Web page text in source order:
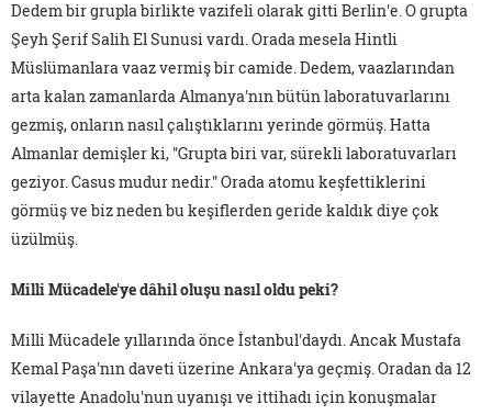
Dedem bir grupla birlikte vazifeli olarak gitti Berlin'e. O grupta
Şeyh Şerif Salih El Sunusi vardı. Orada mesela Hintli
Müslümanlara vaaz vermiş bir camide. Dedem, vaazlarından
arta kalan zamanlarda Almanya'nın bütün laboratuvarlarını
gezmiş, onların nasıl çalıştıklarını yerinde görmüş. Hatta
Almanlar demişler ki, "Grupta biri var, sürekli laboratuvarları
geziyor. Casus mudur nedir." Orada atomu keşfettiklerini
görmüş ve biz neden bu keşiflerden geride kaldık diye çok
üzülmüş.
Milli Mücadele'ye dâhil oluşu nasıl oldu peki?
Milli Mücadele yıllarında önce İstanbul'daydı. Ancak Mustafa
Kemal Paşa'nın daveti üzerine Ankara'ya geçmiş. Oradan da 12
vilayette Anadolu'nun uyanışı ve ittihadı için konuşmalar